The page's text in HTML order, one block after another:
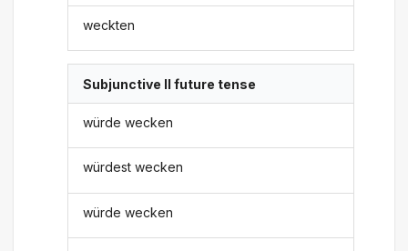
weckten
Subjunctive II future tense
würde wecken
würdest wecken
würde wecken